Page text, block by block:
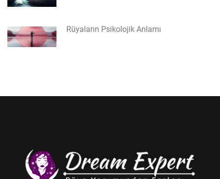
Rüyaların Psikolojik Anlamı